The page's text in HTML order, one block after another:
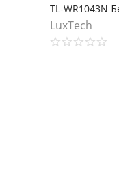
LuxTech